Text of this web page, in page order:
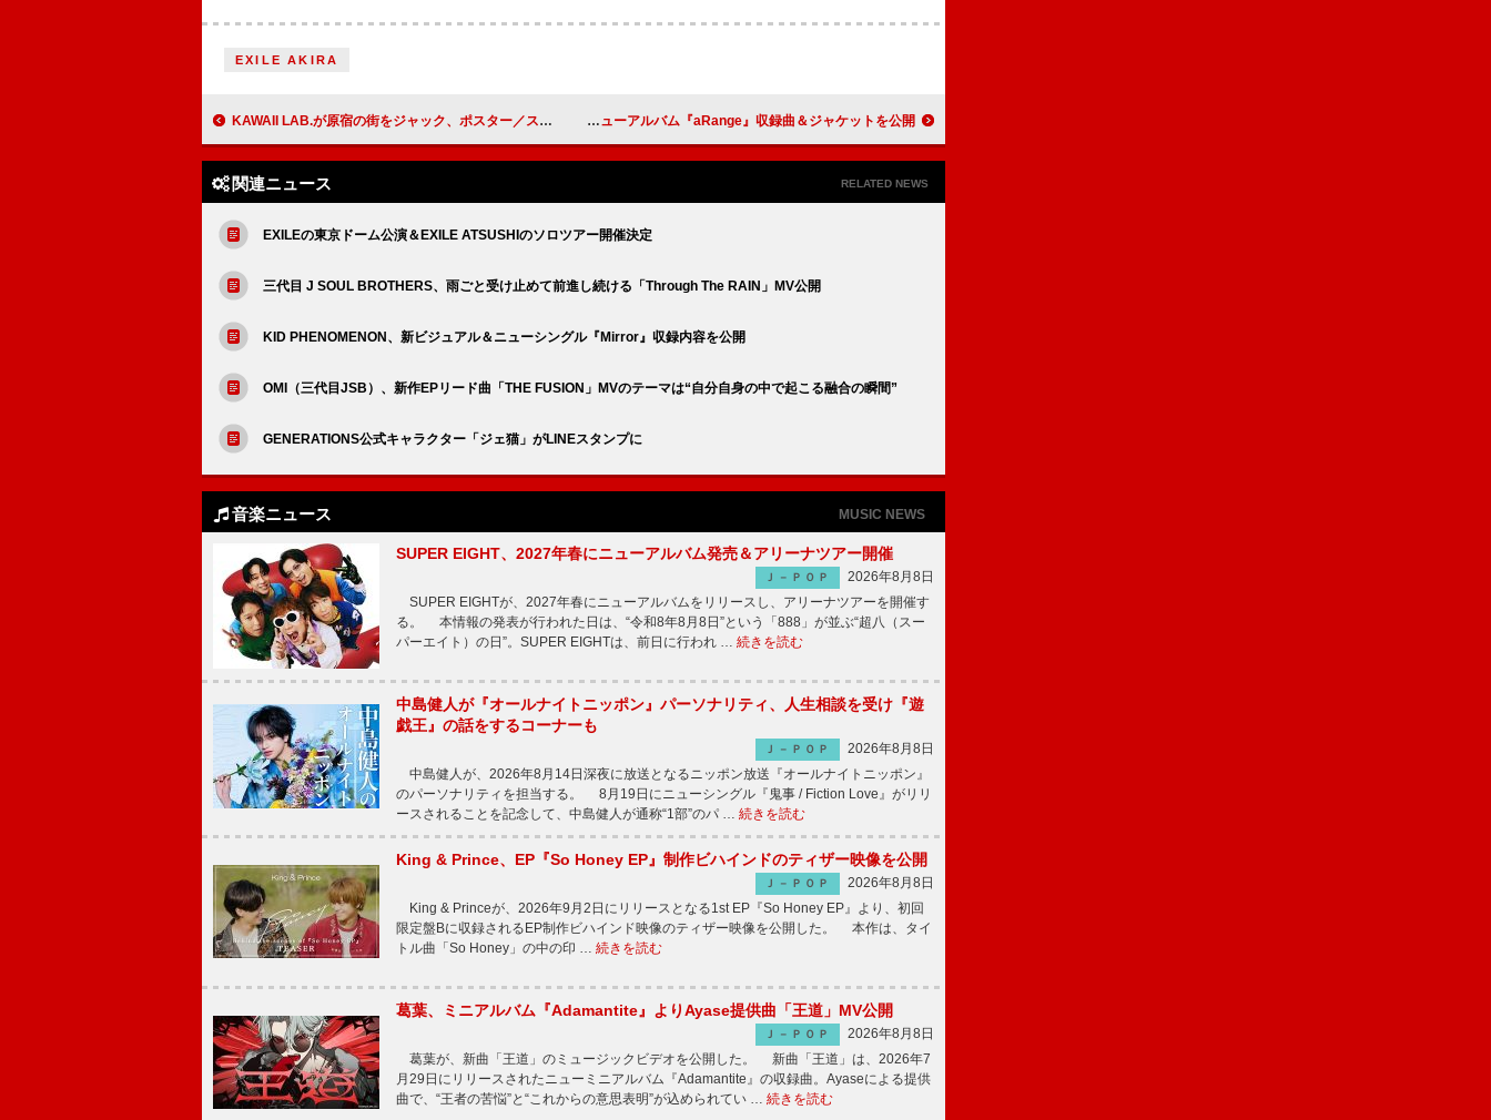
EXILE AKIRA
KAWAII LAB.が原宿の街をジャック、ポスター／スタンプラリー／アドトラックなど DISH//、ニューアルバム『aRange』収録曲＆ジャケットを公開
関連ニュース RELATED NEWS
EXILEの東京ドーム公演＆EXILE ATSUSHIのソロツアー開催決定
三代目 J SOUL BROTHERS、雨ごと受け止めて前進し続ける「Through The RAIN」MV公開
KID PHENOMENON、新ビジュアル＆ニューシングル『Mirror』収録内容を公開
OMI（三代目JSB）、新作EPリード曲「THE FUSION」MVのテーマは“自分自身の中で起こる融合の瞬間”
GENERATIONS公式キャラクター「ジェ猫」がLINEスタンプに
音楽ニュース MUSIC NEWS
SUPER EIGHT、2027年春にニューアルバム発売＆アリーナツアー開催
Ｊ－ＰＯＰ
2026年8月8日
SUPER EIGHTが、2027年春にニューアルバムをリリースし、アリーナツアーを開催す
る。 本情報の発表が行われた日は、“令和8年8月8日”という「888」が並ぶ“超八（スー
パーエイト）の日”。SUPER EIGHTは、前日に行われ … 続きを読む
中島健人が『オールナイトニッポン』パーソナリティ、人生相談を受け『遊
戯王』の話をするコーナーも
Ｊ－ＰＯＰ
2026年8月8日
中島健人が、2026年8月14日深夜に放送となるニッポン放送『オールナイトニッポン』
のパーソナリティを担当する。 8月19日にニューシングル『鬼事 / Fiction Love』がリリ
ースされることを記念して、中島健人が通称“1部”のパ … 続きを読む
King & Prince、EP『So Honey EP』制作ビハインドのティザー映像を公開
Ｊ－ＰＯＰ
2026年8月8日
King & Princeが、2026年9月2日にリリースとなる1st EP『So Honey EP』より、初回
限定盤Bに収録されるEP制作ビハインド映像のティザー映像を公開した。 本作は、タイ
トル曲「So Honey」の中の印 … 続きを読む
葛葉、ミニアルバム『Adamantite』よりAyase提供曲「王道」MV公開
Ｊ－ＰＯＰ
2026年8月8日
葛葉が、新曲「王道」のミュージックビデオを公開した。 新曲「王道」は、2026年7
月29日にリリースされたニューミニアルバム『Adamantite』の収録曲。Ayaseによる提供
曲で、“王者の苦悩”と“これからの意思表明”が込められてい … 続きを読む